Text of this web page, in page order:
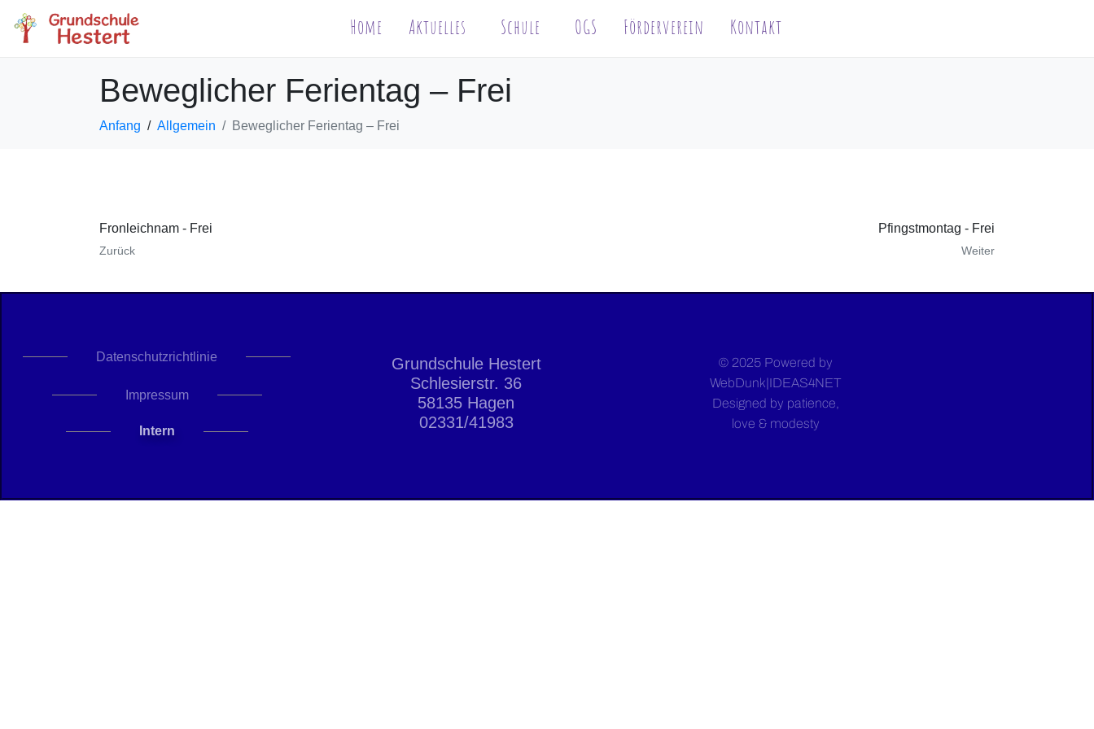
Home Aktuelles Schule OGS Förderverein Kontakt
Beweglicher Ferientag – Frei
Anfang Allgemein Beweglicher Ferientag – Frei
Fronleichnam - Frei
Zurück
Pfingstmontag - Frei
Weiter
Datenschutzrichtlinie
Impressum
Intern
Grundschule Hestert
Schlesierstr. 36
58135 Hagen
02331/41983
© 2025 Powered by
WebDunk|IDEAS4NET
Designed by patience,
love & modesty